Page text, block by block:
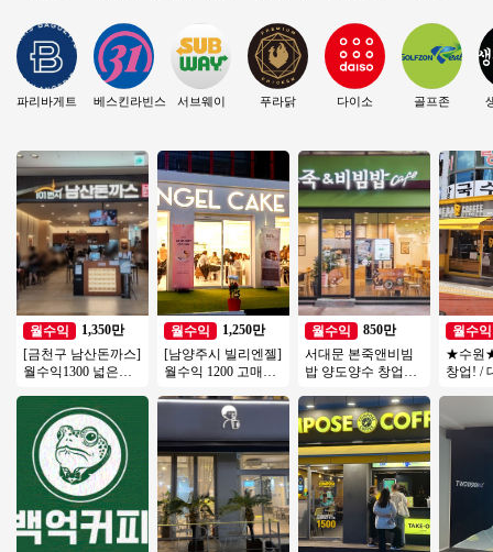
파리바게트 베스킨라빈스 서브웨이 푸라닭 다이소 골프존
월수익
1,350만
[금천구 남산돈까스]
월수익1300 넓은평
매출꾸준한 남산돈
까스!
월수익
1,250만
[남양주시 빌리엔젤]
월수익 1200 고매출/
트카페 빌리엔젤!
월수익
850만
서대문 본죽앤비빔
밥 양도양수 창업비
이즈 창업 절차 직장
인투잡
월수익
★수원
창업! /